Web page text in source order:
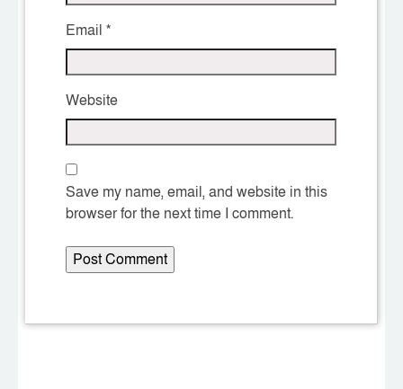
Email *
Website
Save my name, email, and website in this
browser for the next time I comment.